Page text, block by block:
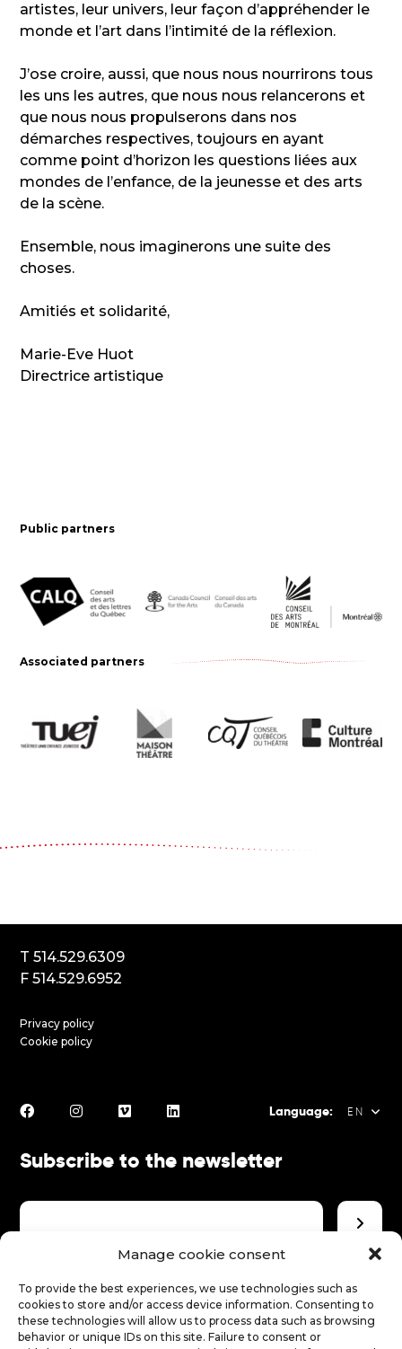
Manage cookie consent
To provide the best experiences, we use technologies such as
cookies to store and/or access device information. Consenting to
these technologies will allow us to process data such as browsing
behavior or unique IDs on this site. Failure to consent or
artistes, leur univers, leur façon d’appréhender le
monde et l’art dans l’intimité de la réflexion.
J’ose croire, aussi, que nous nous nourrirons tous
les uns les autres, que nous nous relancerons et
que nous nous propulserons dans nos
démarches respectives, toujours en ayant
comme point d’horizon les questions liées aux
mondes de l’enfance, de la jeunesse et des arts
de la scène.
Ensemble, nous imaginerons une suite des
choses.
Amitiés et solidarité,
Marie-Eve Huot
Directrice artistique
Public partners
Associated partners
T 514.529.6309
F 514.529.6952
Privacy policy
Cookie policy
Language: EN
ES
Subscribe to the newsletter
Make a donation